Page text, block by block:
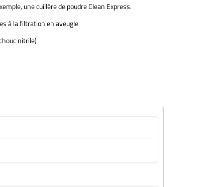
une cuillère de poudre Clean Express.
à la filtration en aveugle
nitrile)